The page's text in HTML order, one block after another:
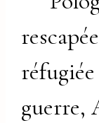
guerre,